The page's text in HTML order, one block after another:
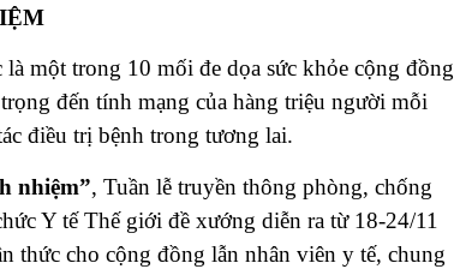
một trong 10 mối đe dọa sức khỏe cộng đồng
đến tính mạng của hàng triệu người mỗi
điều trị bệnh trong tương lai.
nhiệm”, Tuần lễ truyền thông phòng, chống
Y tế Thế giới đề xướng diễn ra từ 18-24/11
thức cho cộng đồng lẫn nhân viên y tế, chung